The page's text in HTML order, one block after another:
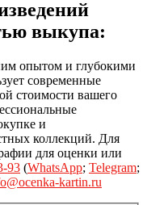
выкупа:
опытом и глубокими
современные
стоимости вашего
и
коллекций. Для
для оценки или
93 (WhatsApp; Telegram;
kartin.ru